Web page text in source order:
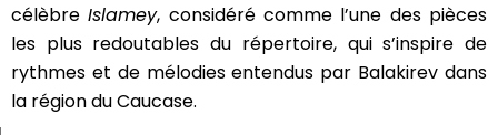
célèbreIslamey, considéré comme l’une des pièces
les plus redoutables du répertoire, qui s’inspire de
rythmes et de mélodies entendus par Balakirev dans
la région du Caucase.